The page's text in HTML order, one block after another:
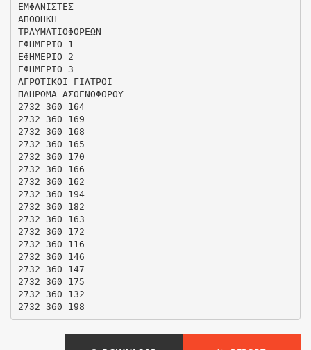
ΕΜΦΑΝΙΣΤΕΣ
ΑΠΟΘΗΚΗ
ΤΡΑΥΜΑΤΙΟΦΟΡΕΩΝ
ΕΦΗΜΕΡΙΟ 1
ΕΦΗΜΕΡΙΟ 2
ΕΦΗΜΕΡΙΟ 3
ΑΓΡΟΤΙΚΟΙ ΓΙΑΤΡΟΙ
ΠΛΗΡΩΜΑ ΑΣΘΕΝΟΦΟΡΟΥ
2732 360 164
2732 360 169
2732 360 168
2732 360 165
2732 360 170
2732 360 166
2732 360 162
2732 360 194
2732 360 182
2732 360 163
2732 360 172
2732 360 116
2732 360 146
2732 360 147
2732 360 175
2732 360 132